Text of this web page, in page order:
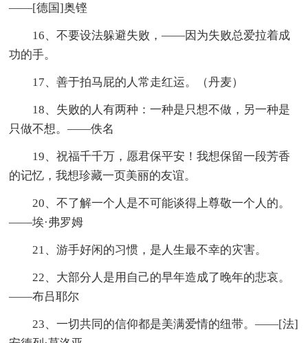
——[德国]奥铿
16、不要设法躲避失败，——因为失败总爱拉着成
功的手。
17、善于拍马屁的人常走红运。（丹麦）
18、失败的人有两种：一种是只想不做，另一种是
只做不想。——佚名
19、祝福千千万，愿君保平安！我想保留一段芳香
的记忆，我想珍藏一页美丽的友谊。
20、不了解一个人是不可能谈得上尊敬一个人的。
——埃·弗罗姆
21、游手好闲的习惯，是人生最不幸的灾害。
22、大部分人是用自己的早年造成了晚年的悲哀。
——布吕耶尔
23、一切共同的信仰都是美满爱情的纽带。——[法]